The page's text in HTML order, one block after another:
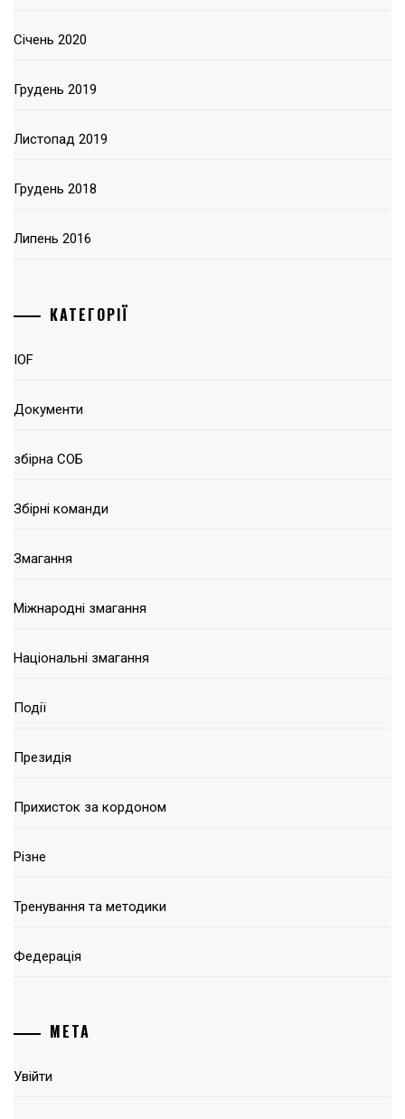
Січень 2020
Грудень 2019
Листопад 2019
Грудень 2018
Липень 2016
КАТЕГОРІЇ
IOF
Документи
збірна СОБ
Збірні команди
Змагання
Міжнародні змагання
Національні змагання
Події
Президія
Прихисток за кордоном
Різне
Тренування та методики
Федерація
МЕТА
Увійти